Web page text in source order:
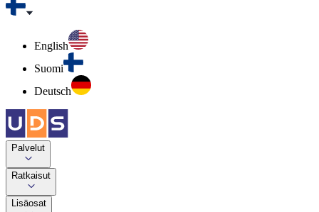
English
Suomi
Deutsch
Palvelut
Ratkaisut
Lisäosat